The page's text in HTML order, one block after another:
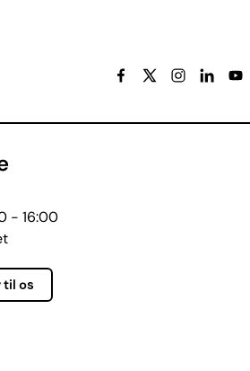
kontaktoplysninger
- 16:00
til os